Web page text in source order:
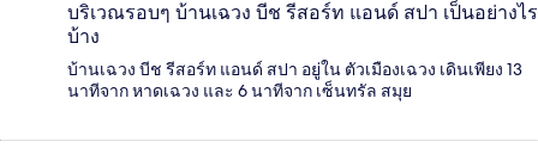
บริเวณรอบๆ บ้านเฉวง บีช รีสอร์ท แอนด์ สปา เป็นอย่างไร
บ้าง
บ้านเฉวง บีช รีสอร์ท แอนด์ สปา อยู่ใน ตัวเมืองเฉวง เดินเพียง 13
นาทีจาก หาดเฉวง และ 6 นาทีจาก เซ็นทรัล สมุย